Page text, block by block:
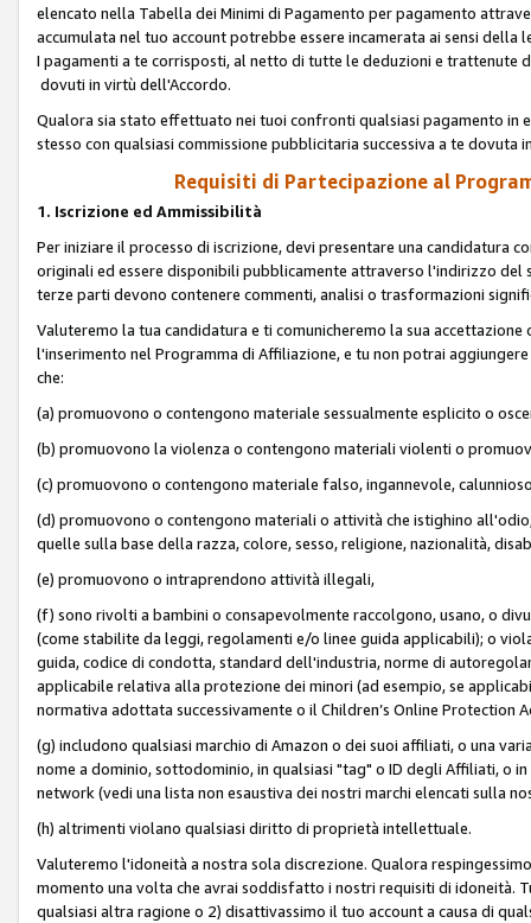
elencato nella Tabella dei Minimi di Pagamento per pagamento
accumulata nel tuo account potrebbe essere incamerata ai sensi
I pagamenti a te corrisposti, al netto di tutte le deduzioni e trattenute
dovuti in virtù dell'Accordo.
Qualora sia stato effettuato nei tuoi confronti qualsiasi pagamento in
stesso con qualsiasi commissione pubblicitaria successiva a te dovuta
Requisiti di Partecipazione al
1. Iscrizione ed Ammissibilità
Per iniziare il processo di iscrizione, devi presentare una candidatura
originali ed essere disponibili pubblicamente attraverso l'indirizzo
terze parti devono contenere commenti, analisi o trasformazioni
Valuteremo la tua candidatura e ti comunicheremo la sua
l'inserimento nel Programma di Affiliazione, e tu non potrai
che:
(a) promuovono o contengono materiale sessualmente esplicito o
(b) promuovono la violenza o contengono materiali violenti o
(c) promuovono o contengono materiale falso, ingannevole,
(d) promuovono o contengono materiali o attività che istighino
quelle sulla base della razza, colore, sesso, religione, nazionalità,
(e) promuovono o intraprendono attività illegali,
(f) sono rivolti a bambini o consapevolmente raccolgono, usano, o
(come stabilite da leggi, regolamenti e/o linee guida applicabili); o
guida, codice di condotta, standard dell'industria, norme di
applicabile relativa alla protezione dei minori (ad esempio, se
normativa adottata successivamente o il Children’s Online Protection
(g) includono qualsiasi marchio di Amazon o dei suoi affiliati, o una
nome a dominio, sottodominio, in qualsiasi "tag" o ID degli Affiliati, o
network (vedi una lista non esaustiva dei nostri marchi elencati sulla
(h) altrimenti violano qualsiasi diritto di proprietà intellettuale.
Valuteremo l'idoneità a nostra sola discrezione. Qualora
momento una volta che avrai soddisfatto i nostri requisiti di idoneità.
qualsiasi altra ragione o 2) disattivassimo il tuo account a causa di